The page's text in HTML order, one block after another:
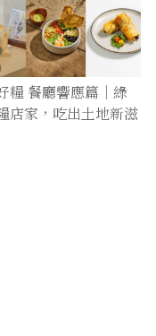
糧 餐廳響應篇｜綠
店家，吃出土地新滋